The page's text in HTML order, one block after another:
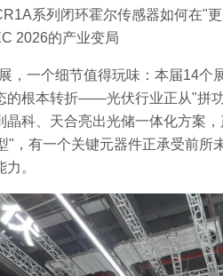
系列闭环霍尔传感器如何在"
2026的产业变局
，一个细节值得玩味：本届14
的根本转折——光伏行业正从"拼
晶科、天合亮出光储一体化方案
"，有一个关键元器件正承受前
。